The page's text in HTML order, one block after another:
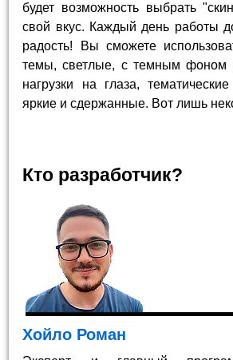
будет возможность выбрать
свой вкус. Каждый день работы
радость! Вы сможете
темы, светлые, с темным фоном
нагрузки на глаза,
яркие и сдержанные. Вот лишь
Кто разработчик?
Хойло Роман